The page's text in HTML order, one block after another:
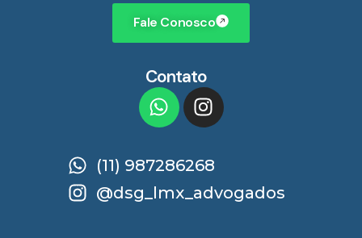
Fale Conosco
Contato
(11) 987286268
@dsg_lmx_advogados